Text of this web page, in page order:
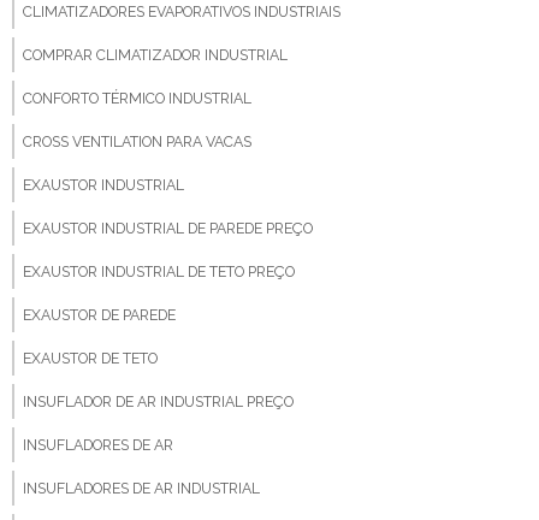
CLIMATIZADORES EVAPORATIVOS INDUSTRIAIS
COMPRAR CLIMATIZADOR INDUSTRIAL
CONFORTO TÉRMICO INDUSTRIAL
CROSS VENTILATION PARA VACAS
EXAUSTOR INDUSTRIAL
EXAUSTOR INDUSTRIAL DE PAREDE PREÇO
EXAUSTOR INDUSTRIAL DE TETO PREÇO
EXAUSTOR DE PAREDE
EXAUSTOR DE TETO
INSUFLADOR DE AR INDUSTRIAL PREÇO
INSUFLADORES DE AR
INSUFLADORES DE AR INDUSTRIAL